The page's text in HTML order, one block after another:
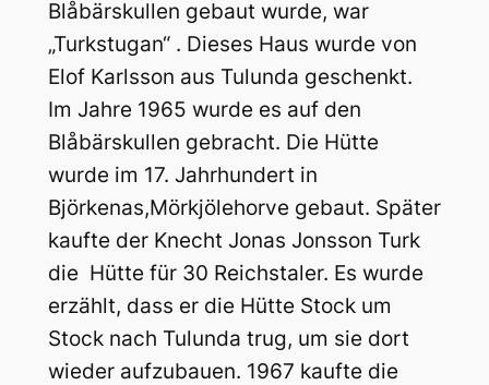
Blåbärskullen gebaut wurde, war
„Turkstugan“ . Dieses Haus wurde von
Elof Karlsson aus Tulunda geschenkt.
Im Jahre 1965 wurde es auf den
Blåbärskullen gebracht. Die Hütte
wurde im 17. Jahrhundert in
Björkenas,Mörkjölehorve gebaut. Später
kaufte der Knecht Jonas Jonsson Turk
die Hütte für 30 Reichstaler. Es wurde
erzählt, dass er die Hütte Stock um
Stock nach Tulunda trug, um sie dort
wieder aufzubauen. 1967 kaufte die